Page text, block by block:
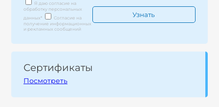
Я даю согласие на
обработку персональных
данных*
Согласие на
получение информационных
и рекламных сообщений
Сертификаты
Посмотреть